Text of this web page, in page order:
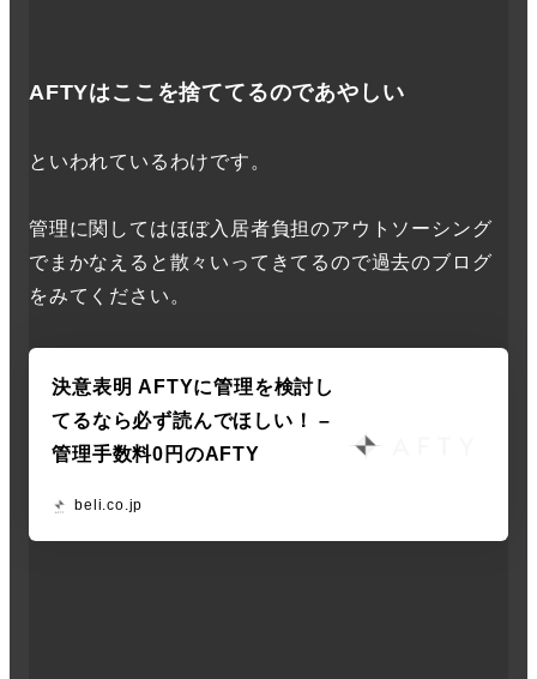
AFTYはここを捨ててるのであやしい
といわれているわけです。
管理に関してはほぼ入居者負担のアウトソーシング
でまかなえると散々いってきてるので過去のブログ
をみてください。
決意表明 AFTYに管理を検討し
てるなら必ず読んでほしい！ –
管理手数料0円のAFTY
beli.co.jp